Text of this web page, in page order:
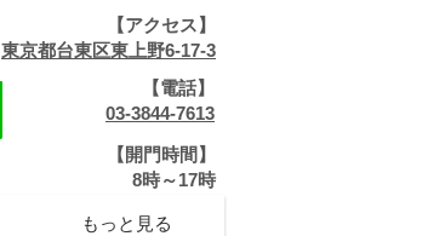
【アクセス】
東京都台東区東上野6-17-3
【電話】
03-3844-7613
【開門時間】
​8時～17時
もっと見る